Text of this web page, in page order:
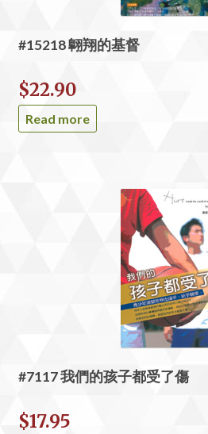
#15218 翺翔的基督
$22.90
Read more
#7117 我們的孩子都受了傷
$17.95